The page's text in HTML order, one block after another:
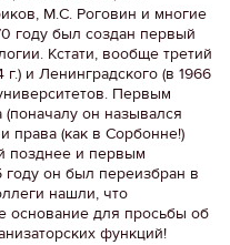
М.С. Роговин и многие
году был создан первый
Кстати, вообще третий
и Ленинградского (в 1966
Первым
(поначалу он назывался
права (как в Сорбонне!)
позднее и первым
он был переизбран в
нашли, что
основание для просьбы об
функций!